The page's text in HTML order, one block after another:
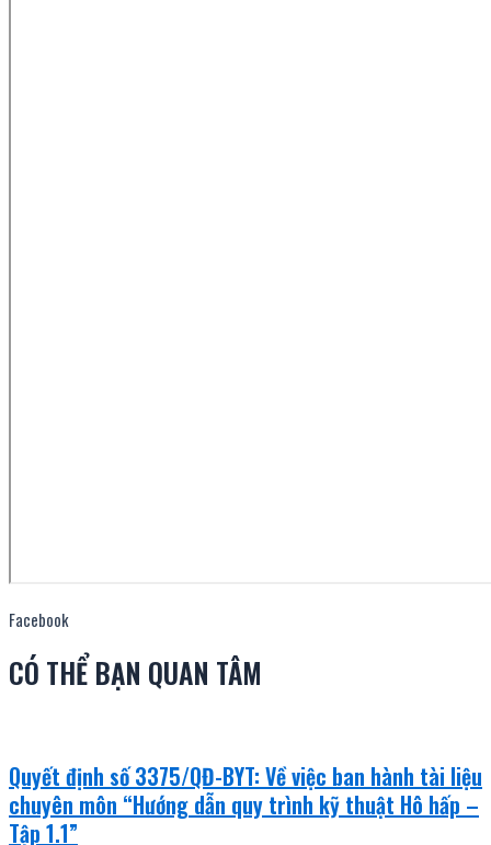
Facebook
CÓ THỂ BẠN QUAN TÂM
Quyết định số 3375/QĐ-BYT: Về việc ban hành tài liệu
chuyên môn “Hướng dẫn quy trình kỹ thuật Hô hấp –
Tập 1.1”